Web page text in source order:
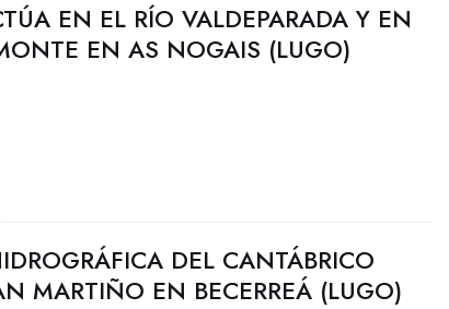
EN EL RÍO VALDEPARADA Y EN
EN AS NOGAIS (LUGO)
DEL CANTÁBRICO
MARTIÑO EN BECERREÁ (LUGO)